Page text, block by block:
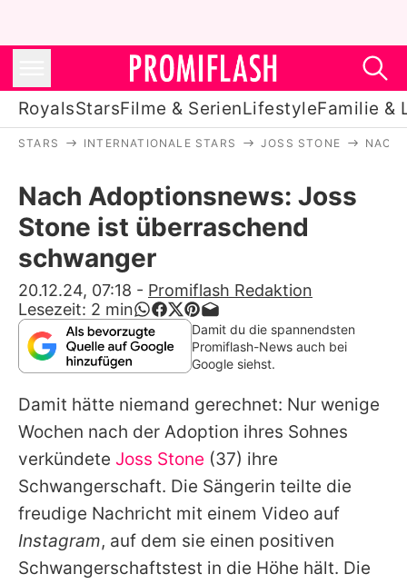
RoyalsStarsFilme & SerienLifestyleFamilie &
Stars
Filme & Serien
Lifestyle
Familie & Liebe
Promiflash Exklusiv
Alle Themen auf Promiflash
Jobs
App runterladen
Team
Redaktionelle Richtlinien
STARS INTERNATIONALE STARS JOSS STONE NACH
Nach Adoptionsnews: Joss
Stone ist überraschend
schwanger
20.12.24, 07:18 - Promiflash Redaktion
Lesezeit: 2 min
Damit du die spannendsten
Promiflash-News auch bei
Google siehst.
Damit hätte niemand gerechnet: Nur wenige
Wochen nach der Adoption ihres Sohnes
verkündete Joss Stone (37) ihre
Schwangerschaft. Die Sängerin teilte die
freudige Nachricht mit einem Video auf
Instagram, auf dem sie einen positiven
Schwangerschaftstest in die Höhe hält. Die